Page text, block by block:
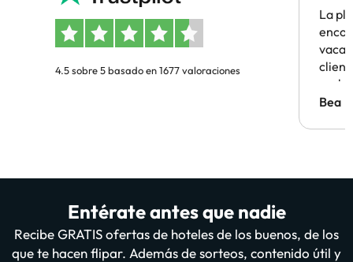
4.5 sobre 5 basado en 1677 valoraciones
La
Bea
Entérate antes que nadie
Recibe GRATIS ofertas de hoteles de los buenos, de los
que te hacen flipar. Además de sorteos, contenido útil y